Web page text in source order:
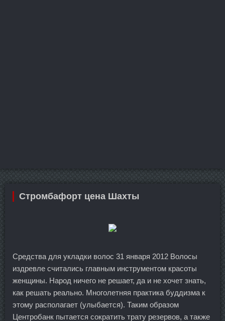
Стромбафорт цена Шахты
Средства для укладки волос 31 января 2012 Волосы
издревле считались главным инструментом красоты
женщины. Народ ничего не решает, да и не хочет знать,
как решать реально. Многолетняя практика буддизма к
этому располагает (улыбается). Таким образом
Центробанк пытается сократить трату резервов, а также